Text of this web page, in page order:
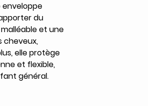
enveloppe
du
et une
cheveux,
elle protège
et flexible,
général.